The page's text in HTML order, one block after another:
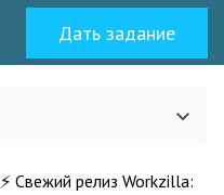
Дать задание
⚡ Свежий релиз Workzilla: